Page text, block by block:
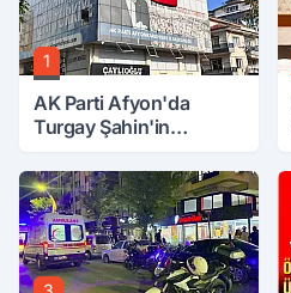
1
AK Parti Afyon'da
Turgay Şahin'in